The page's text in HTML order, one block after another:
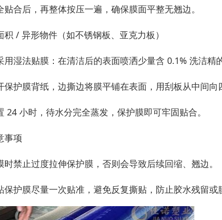
贴合后，再整体按压一遍，确保膜面平整无翘边。
积 / 异形物件（如不锈钢板、亚克力板）
用湿法贴膜：在清洁后的表面喷洒少量含 0.1% 洗洁精
保护膜背纸，边撕边将膜平铺在表面，用刮板从中间向
24 小时，待水分完全蒸发，保护膜即可牢固贴合。
事项
时禁止过度拉伸保护膜，否则会导致后续回缩、翘边。
保护膜尽量一次贴准，避免反复撕贴，防止胶水残留或